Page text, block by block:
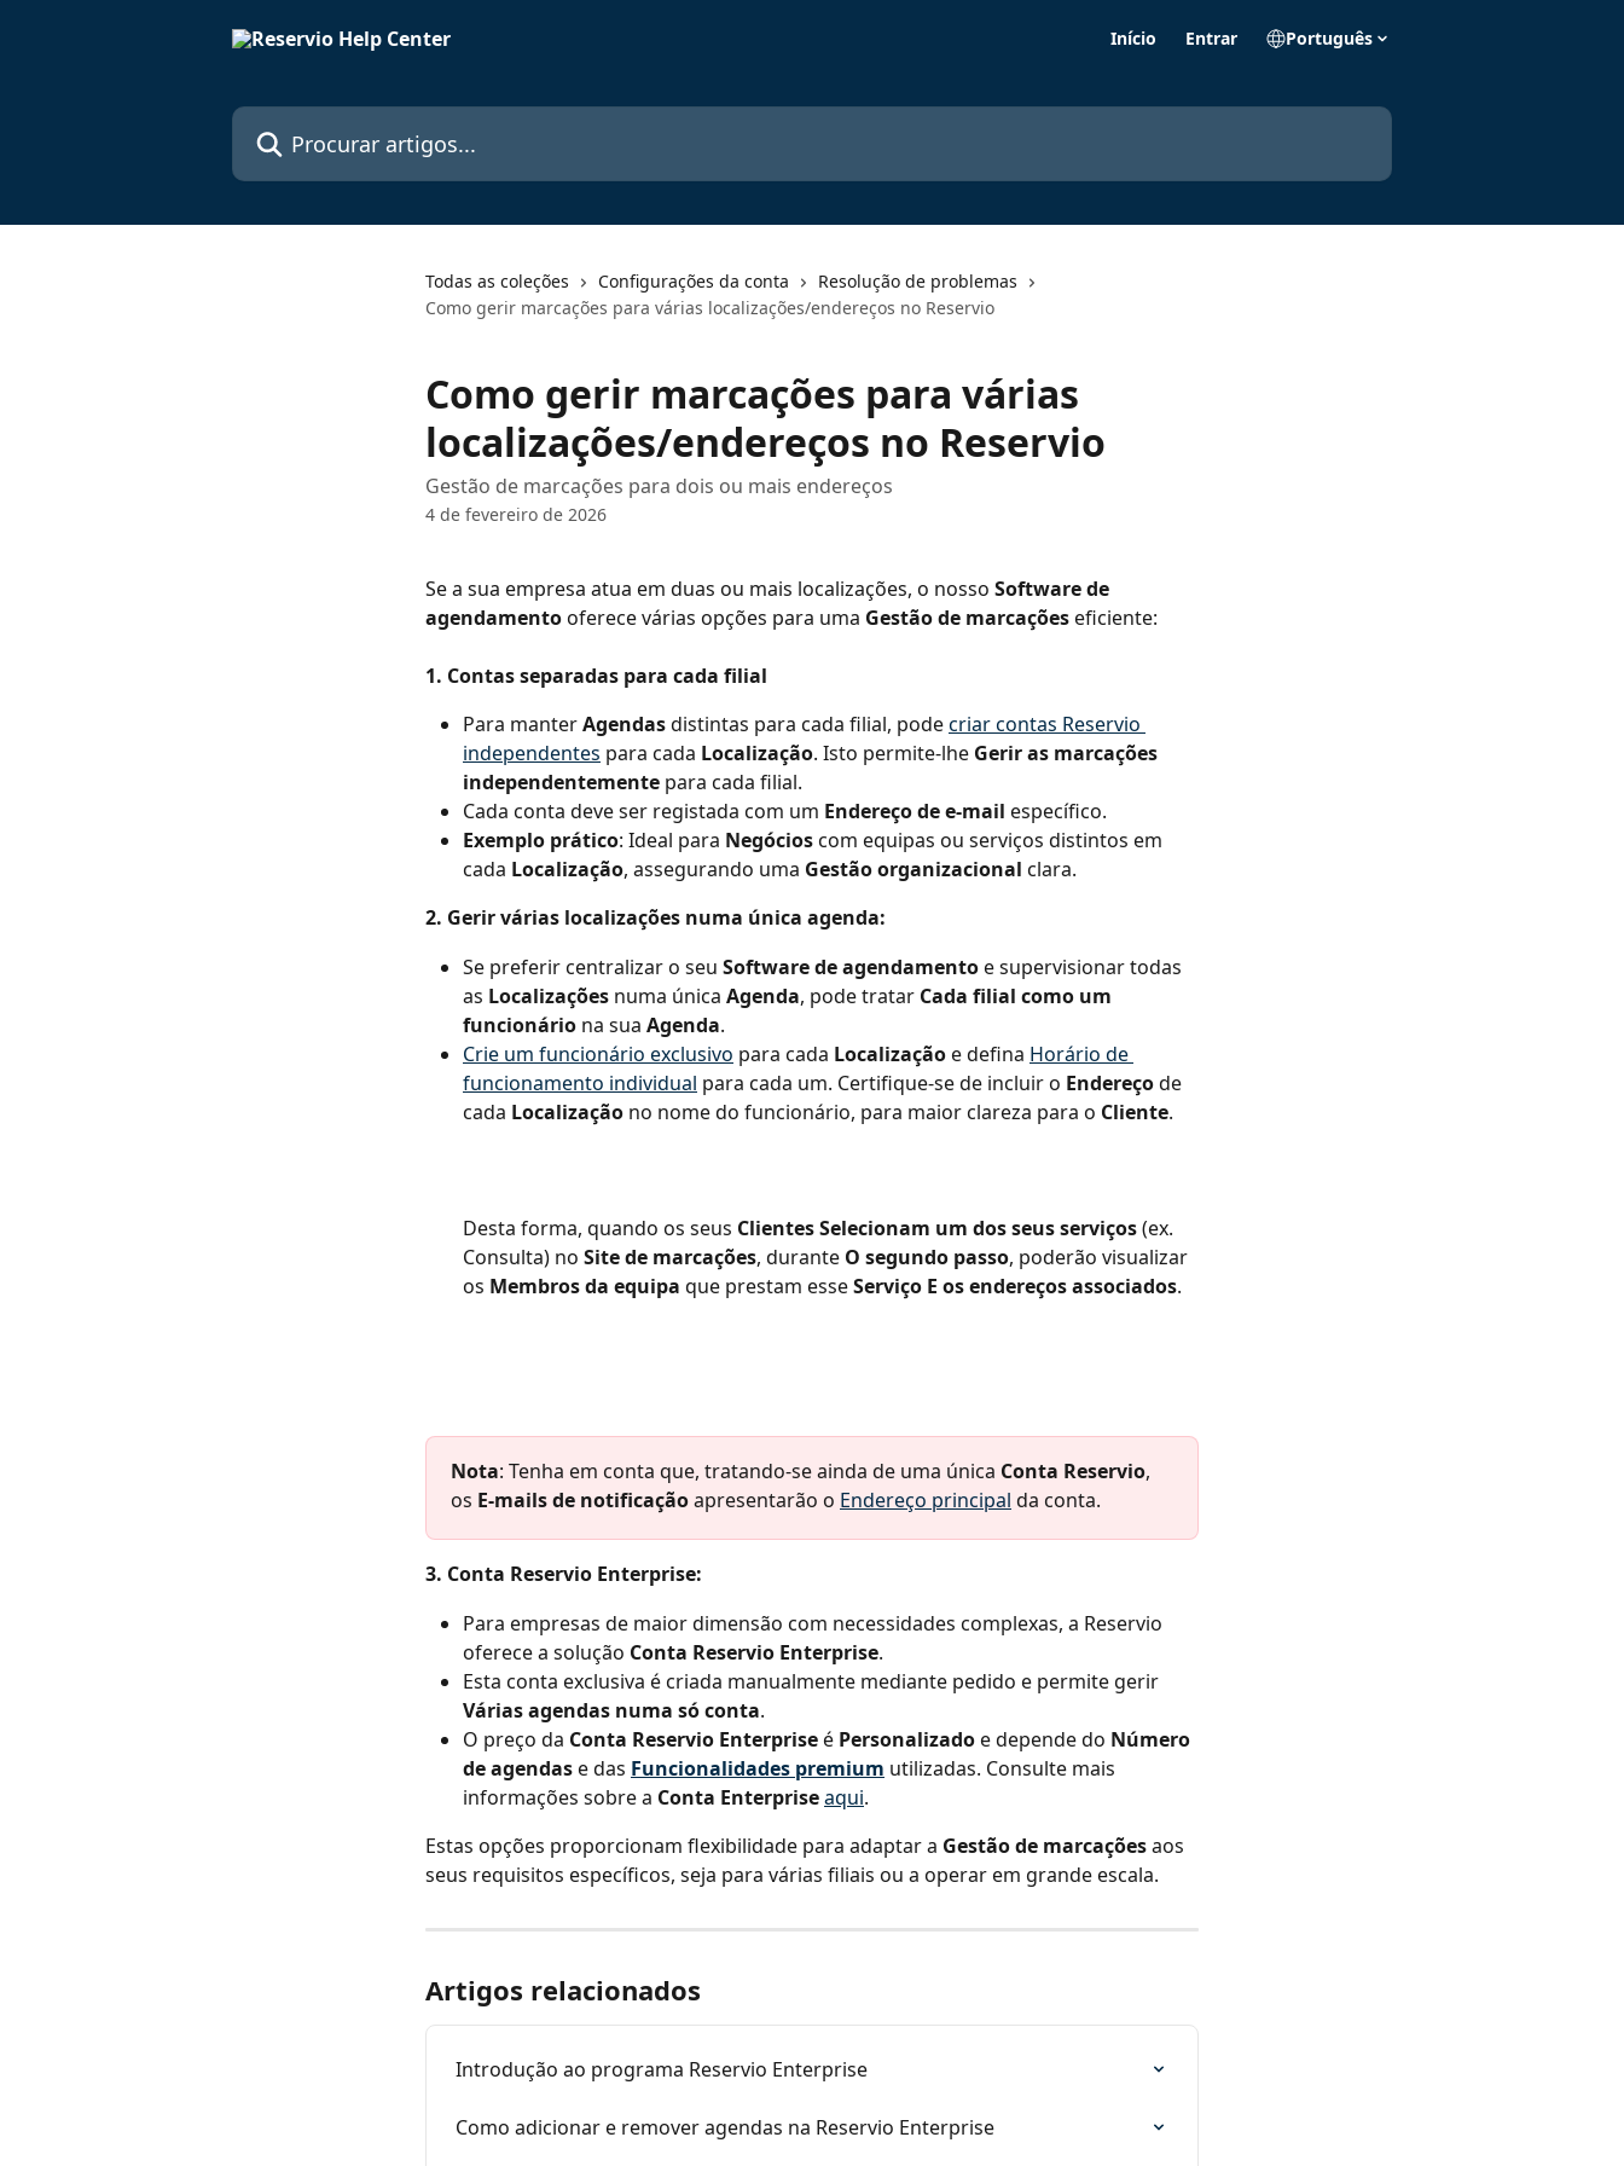
Início Entrar Português
Procurar artigos...
Todas as coleções Configurações da conta
Resolução de problemas
Como gerir marcações para várias localizações/endereços no Reservio
Como gerir marcações para várias
localizações/endereços no Reservio
Gestão de marcações para dois ou mais endereços
4 de fevereiro de 2026
Se a sua empresa atua em duas ou mais localizações, o nosso Software de
agendamento oferece várias opções para uma Gestão de marcações eficiente:
1. Contas separadas para cada filial
Para manter Agendas distintas para cada filial, pode criar contas Reservio
independentes para cada Localização. Isto permite-lhe Gerir as marcações
independentemente para cada filial.
Cada conta deve ser registada com um Endereço de e-mail específico.
Exemplo prático: Ideal para Negócios com equipas ou serviços distintos em
cada Localização, assegurando uma Gestão organizacional clara.
2. Gerir várias localizações numa única agenda:
Se preferir centralizar o seu Software de agendamento e supervisionar todas
as Localizações numa única Agenda, pode tratar Cada filial como um
funcionário na sua Agenda.
Crie um funcionário exclusivo para cada Localização e defina Horário de
funcionamento individual para cada um. Certifique-se de incluir o Endereço de
cada Localização no nome do funcionário, para maior clareza para o Cliente.
Desta forma, quando os seus ClientesSelecionam um dos seus serviços (ex.
Consulta) no Site de marcações, durante O segundo passo, poderão visualizar
os Membros da equipa que prestam esse Serviço E os endereços associados.
Nota: Tenha em conta que, tratando-se ainda de uma única Conta Reservio,
os E-mails de notificação apresentarão o Endereço principal da conta.
3. Conta Reservio Enterprise:
Para empresas de maior dimensão com necessidades complexas, a Reservio
oferece a solução Conta Reservio Enterprise.
Esta conta exclusiva é criada manualmente mediante pedido e permite gerir
Várias agendas numa só conta.
O preço da Conta Reservio Enterprise é Personalizado e depende do Número
de agendas e das Funcionalidades premium utilizadas. Consulte mais
informações sobre a Conta Enterpriseaqui.
Estas opções proporcionam flexibilidade para adaptar a Gestão de marcações aos
seus requisitos específicos, seja para várias filiais ou a operar em grande escala.
Artigos relacionados
Introdução ao programa Reservio Enterprise
Como adicionar e remover agendas na Reservio Enterprise